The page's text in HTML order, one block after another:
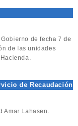
de fecha 7 de
de las unidades
de Recaudación
Amar Lahasen.